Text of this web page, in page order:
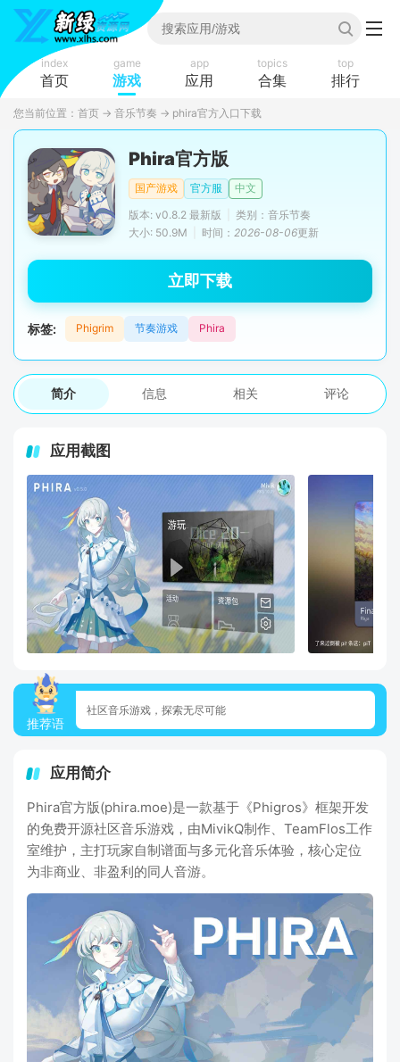
index
首页
game
游戏
app
应用
topics
合集
top
排行
您当前位置： 首页 → 音乐节奏 → phira官方入口下载
Phira官方版
国产游戏 官方服
中文
版本: v0.8.2 最新版
类别：音乐节奏
大小: 50.9M
时间： 2026-08-06更新
立即下载
标签: Phigrim 节奏游戏 Phira
简介 信息 相关 评论
应用截图
推荐语
社区音乐游戏，探索无尽可能
应用简介
Phira官方版(phira.moe)是一款基于《Phigros》框架开发
的免费开源社区音乐游戏，由MivikQ制作、TeamFlos工作
室维护，主打玩家自制谱面与多元化音乐体验，核心定位
为非商业、非盈利的同人音游。